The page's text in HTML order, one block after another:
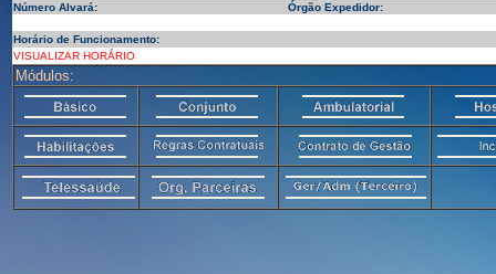
Número Alvará:
Órgão Expedidor:
Horário de Funcionamento:
VISUALIZAR HORÁRIO
Módulos: